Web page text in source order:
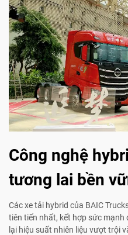
Công nghệ
tương lai bền
Các xe tải hybrid của BAIC
tiên tiến nhất, kết hợp sức mạnh
lại hiệu suất nhiên liệu vượt trội